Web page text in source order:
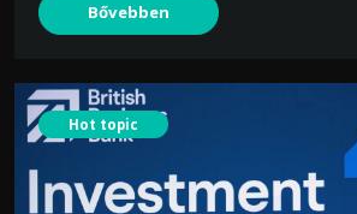
Bővebben
Hot topic